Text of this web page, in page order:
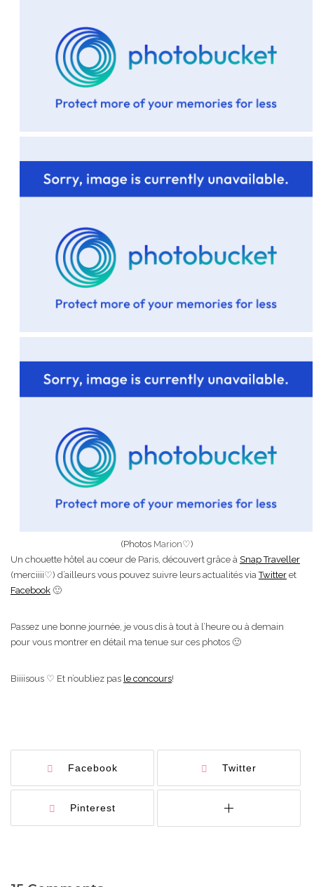
(Photos Marion♡)
Un chouette hôtel au coeur de Paris, découvert grâce à Snap Traveller
(merciiii♡) d’ailleurs vous pouvez suivre leurs actualités viaTwitter et
Facebook 🙂
Passez une bonne journée, je vous dis à tout à l’heure ou à demain
pour vous montrer en détail ma tenue sur ces photos 🙂
Biiiisous ♡ Et n’oubliez pas le concours!
Facebook Twitter
Pinterest